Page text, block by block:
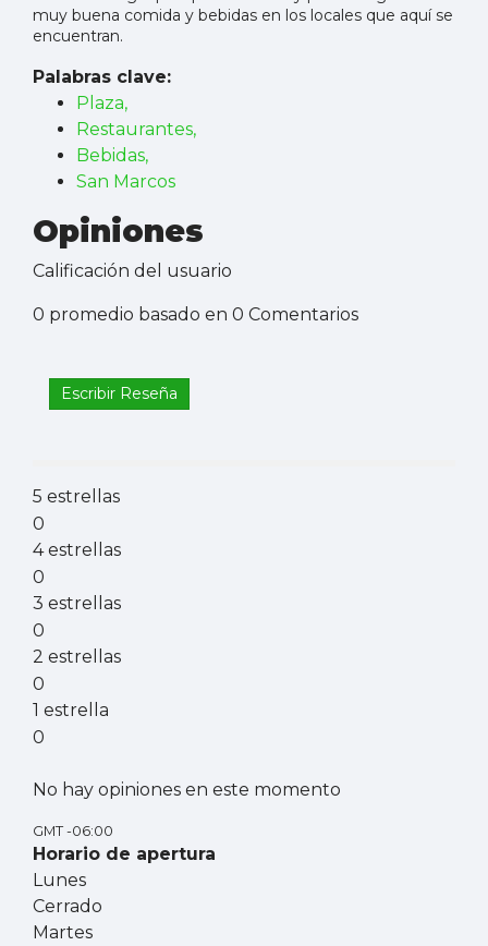
muy buena comida y bebidas en los locales que aquí se
encuentran.
Palabras clave:
Plaza,
Restaurantes,
Bebidas,
San Marcos
Opiniones
Calificación del usuario
0 promedio basado en 0 Comentarios
Escribir Reseña
5 estrellas
0
4 estrellas
0
3 estrellas
0
2 estrellas
0
1 estrella
0
No hay opiniones en este momento
GMT -06:00
Horario de apertura
Lunes
Cerrado
Martes